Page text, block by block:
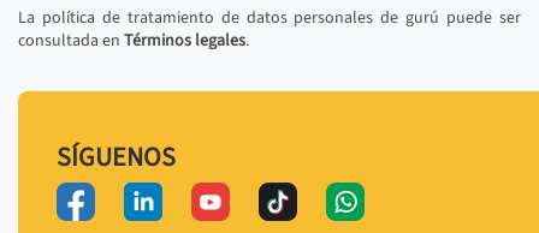
La política de tratamiento de datos personales de gurú puede ser
consultada en Términos legales.
SÍGUENOS